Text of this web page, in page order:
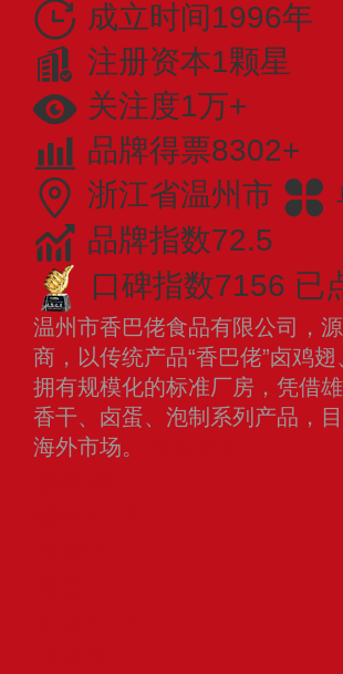
成立时间1996年
注册资本1颗星
关注度1万+
品牌得票8302+
浙江省温州市
品牌指数72.5
口碑指数7156 已
温州市香巴佬食品有限公司，
商，以传统产品“香巴佬”卤鸡
拥有规模化的标准厂房，凭借
香干、卤蛋、泡制系列产品，
海外市场。